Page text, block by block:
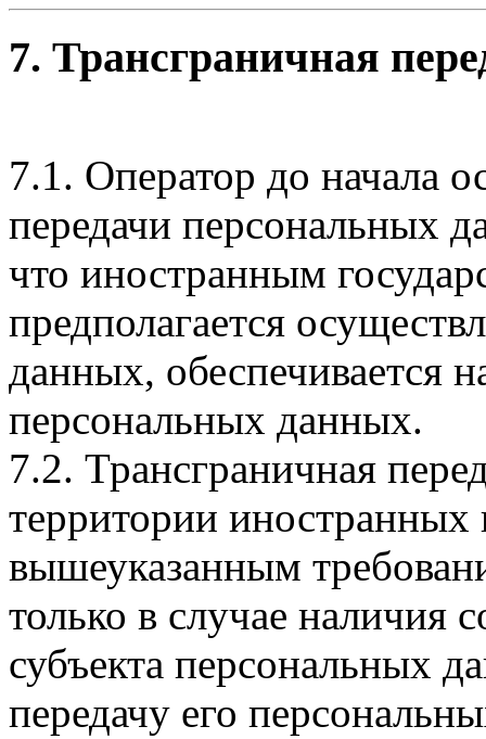
7. Трансграничная
7.1. Оператор до начала
передачи персональных
что иностранным
предполагается
данных, обеспечивается
персональных данных.
7.2. Трансграничная
территории иностранных
вышеуказанным
только в случае наличия
субъекта персональных
передачу его